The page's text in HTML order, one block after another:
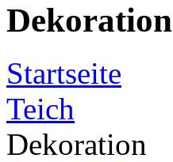
Dekoration
Startseite
Teich
Dekoration